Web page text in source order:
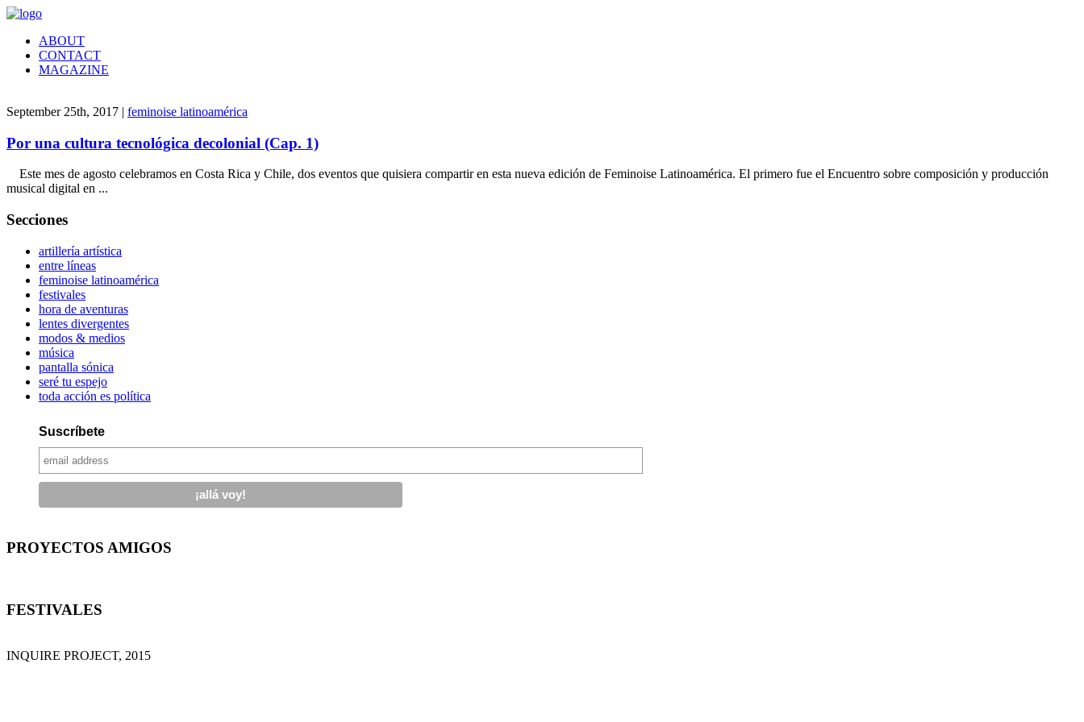
ABOUT
CONTACT
MAGAZINE
September 25th, 2017 | feminoise latinoamérica
Por una cultura tecnológica decolonial (Cap. 1)
Este mes de agosto celebramos en Costa Rica y Chile, dos eventos que quisiera compartir en esta nueva edición de Feminoise Latinoamérica. El primero fue el Encuentro sobre composición y producción
musical digital en ...
Secciones
artillería artística
entre líneas
feminoise latinoamérica
festivales
hora de aventuras
lentes divergentes
modos & medios
música
pantalla sónica
seré tu espejo
toda acción es política
Suscríbete
PROYECTOS AMIGOS
FESTIVALES
INQUIRE PROJECT, 2015